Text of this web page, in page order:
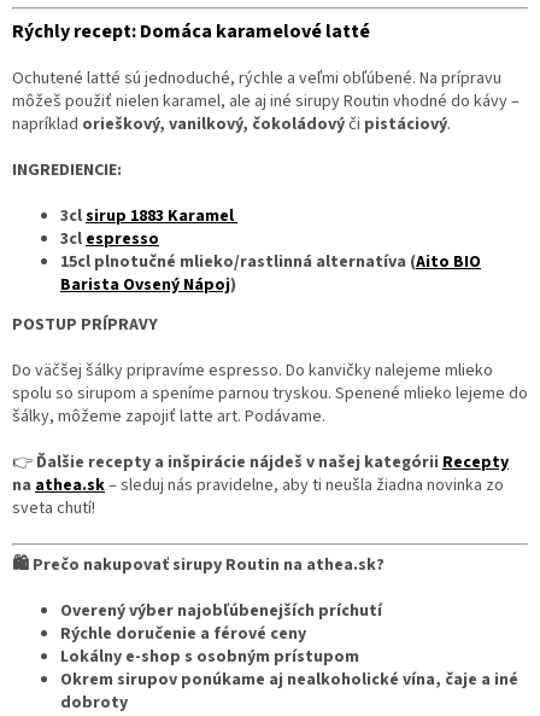
Rýchly recept: Domáca karamelové latté
Ochutené latté sú jednoduché, rýchle a veľmi obľúbené. Na prípravu
môžeš použiť nielen karamel, ale aj iné sirupy Routin vhodné do kávy –
napríklad orieškový, vanilkový, čokoládovýči pistáciový.
INGREDIENCIE:
3clsirup 1883 Karamel
3cl espresso
15cl plnotučné mlieko/rastlinná alternatíva (Aito BIO
Barista Ovsený Nápoj)
POSTUP PRÍPRAVY
Do väčšej šálky pripravíme espresso. Do kanvičky nalejeme mlieko
spolu so sirupom a speníme parnou tryskou. Spenené mlieko lejeme do
šálky, môžeme zapojiť latte art. Podávame.
👉 Ďalšie recepty a inšpirácie nájdeš v našej kategórii Recepty
na athea.sk– sleduj nás pravidelne, aby ti neušla žiadna novinka zo
sveta chutí!
🛍️ Prečo nakupovať sirupy Routin na athea.sk?
Overený výber najobľúbenejších príchutí
Rýchle doručenie a férové ceny
Lokálny e-shop s osobným prístupom
Okrem sirupov ponúkame aj nealkoholické vína, čaje a iné
dobroty